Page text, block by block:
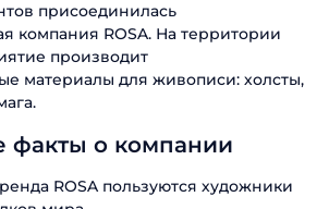
присоединилась
компания ROSA. На территории
производит
материалы для живописи: холсты,
факты о компании
ROSA пользуются художники